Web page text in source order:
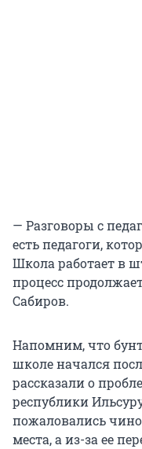
— Разговоры с
есть педагоги,
Школа работает в
процесс
Сабиров.
Напомним, что
школе начался
рассказали о
республики
пожаловались
места, а из-за ее